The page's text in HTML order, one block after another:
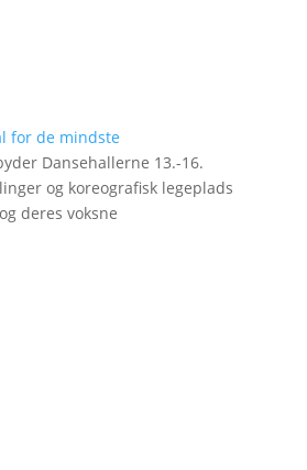
for de mindste
Dansehallerne 13.-16.
og koreografisk legeplads
deres voksne